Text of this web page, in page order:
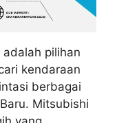
adalah pilihan
kendaraan
berbagai
Mitsubishi